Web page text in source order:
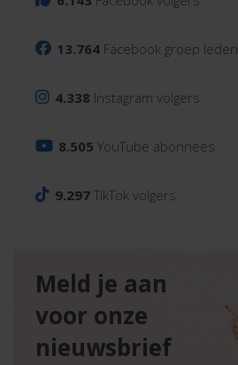
13.764 Facebook groep leden
4.338 Instagram volgers
8.505 YouTube abonnees
9.297 TikTok volgers
Meld je aan
voor onze
nieuwsbrief